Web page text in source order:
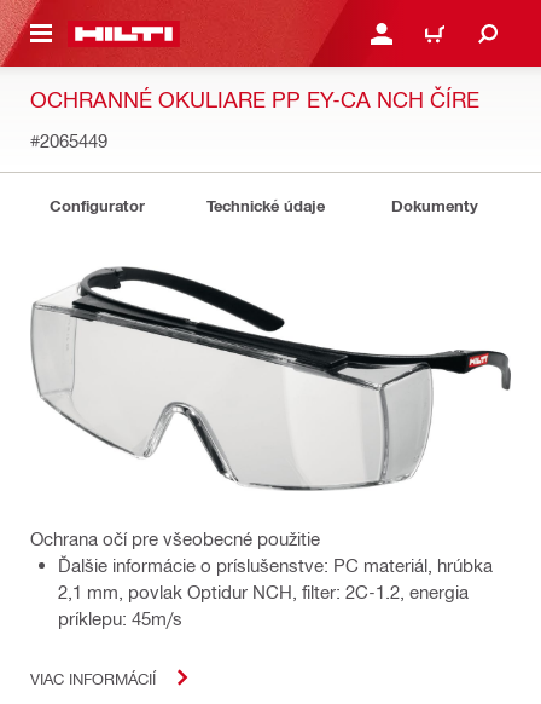
HLAVNÝ OBSAH PRIHLÁSIŤ ALEBO
KOŠÍK
OCHRANNÉ OKULIARE PP EY-CA NCH ČÍRE
#2065449
Configurator Technické údaje Dokumenty
Ochrana očí pre všeobecné použitie
Ďalšie informácie o príslušenstve: PC materiál, hrúbka
2,1 mm, povlak Optidur NCH, filter: 2C-1.2, energia
príklepu: 45m/s
VIAC INFORMÁCIÍ